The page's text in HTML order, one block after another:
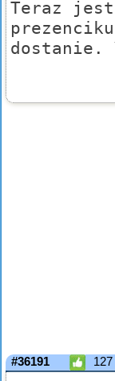
Teraz jest
dostanie.
#36191 127